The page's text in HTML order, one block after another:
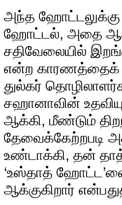
அந்த ஹோட்டலுக்கு
ஹோட்டல், அதை
சதிவேலையில்
என்ற காரணத்தைக்
துல்கர்
சஹானாவின்
ஆக்கி, மீண்டும்
தேவைக்கேற்றபடி
உண்டாக்கி, தன்
‘உஸ்தாத்
ஆக்குகிறார்